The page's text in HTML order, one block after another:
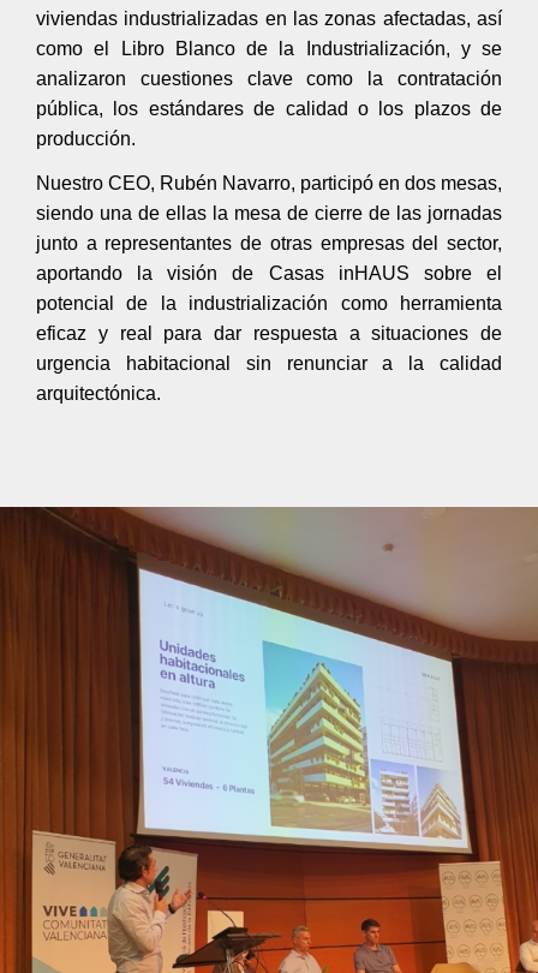
viviendas industrializadas en las zonas afectadas, así
como el Libro Blanco de la Industrialización, y se
analizaron cuestiones clave como la contratación
pública, los estándares de calidad o los plazos de
producción.
Nuestro CEO, Rubén Navarro, participó en dos mesas,
siendo una de ellas la mesa de cierre de las jornadas
junto a representantes de otras empresas del sector,
aportando la visión de Casas inHAUS sobre el
potencial de la industrialización como herramienta
eficaz y real para dar respuesta a situaciones de
urgencia habitacional sin renunciar a la calidad
arquitectónica.